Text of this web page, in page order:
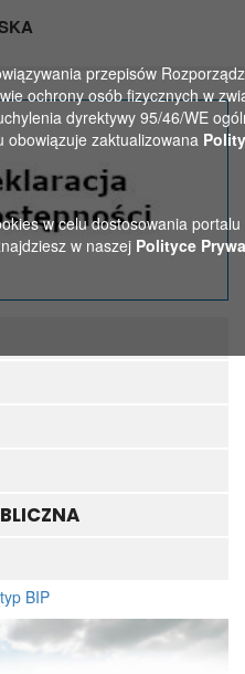
przepisów
ochrony osób fizycznych w
dyrektywy 95/46/WE
obowiązuje zaktualizowana
w celu dostosowania
w naszej Polityce